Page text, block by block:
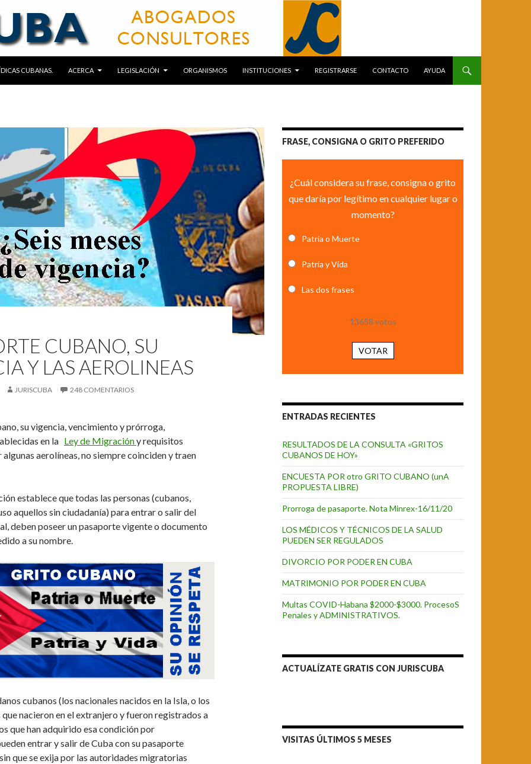
CUBANAS.
ACERCA LEGISLACIÓN ORGANISMOS INSTITUCIONES REGISTRARSE CONTACTO AYUDA
CUBANO, SU
Y LAS AEROLINEAS
JURISCUBA 248 COMENTARIOS
su vigencia, vencimiento y prórroga,
en la Ley de Migracióny requisitos
aerolíneas, no siempre coinciden y traen
establece que todas las personas (cubanos,
aquellos sin ciudadanía) para entrar o salir del
deben poseer un pasaporte vigente o documento
a su nombre.
cubanos (los nacionales nacidos en la Isla, o los
nacieron en el extranjero y fueron registrados a
que han adquirido esa condición por
entrar y salir de Cuba con su pasaporte
que se exija por las autoridades migratorias
FRASE, CONSIGNA O GRITO PREFERIDO
¿Cuál considera su frase, consigna o grito
que daría por legítimo en cualquier lugar o
momento?
Patria o Muerte
Patria y Vida
Las dos frases
13658 votos
VOTAR
ENTRADAS RECIENTES
RESULTADOS DE LA CONSULTA «GRITOS
CUBANOS DE HOY»
ENCUESTA POR otro GRITO CUBANO (unA
PROPUESTA LIBRE)
Prorroga de pasaporte. Nota Minrex-16/11/20
LOS MÉDICOS Y TÉCNICOS DE LA SALUD
PUEDEN SER REGULADOS
DIVORCIO POR PODER EN CUBA
MATRIMONIO POR PODER EN CUBA
Multas COVID-Habana $2000-$3000. ProcesoS
Penales y ADMINISTRATIVOS.
ACTUALÍZATE GRATIS CON JURISCUBA
VISITAS ÚLTIMOS 5 MESES